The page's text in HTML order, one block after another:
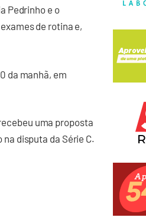
Pedrinho e o
de rotina e,
da manhã, em
uma proposta
disputa da Série C.